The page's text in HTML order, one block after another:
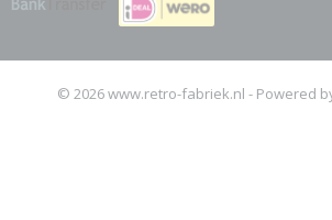
© 2026 www.retro-fabriek.nl - Powered